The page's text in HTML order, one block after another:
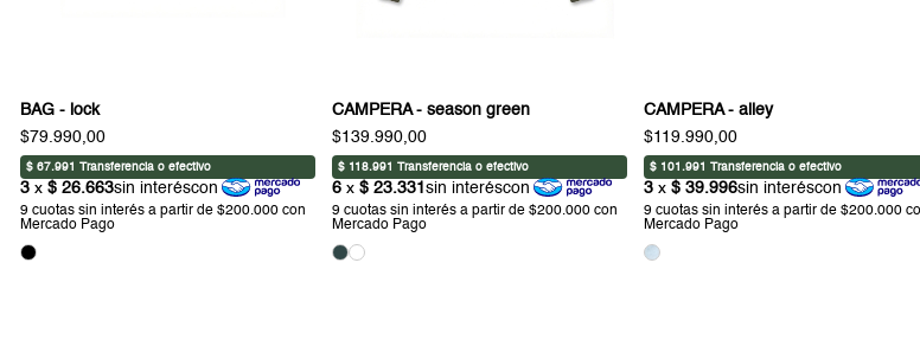
BAG - lock
$79.990,00
CAMPERA - season green
$139.990,00
CAMPERA - alley
$119.990,00